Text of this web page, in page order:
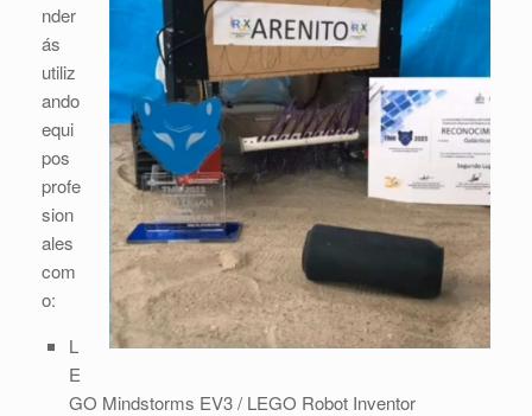
nder
ás
utiliz
ando
equi
pos
profe
sion
ales
com
o:
L
E
GO Mindstorms EV3 / LEGO Robot Inventor